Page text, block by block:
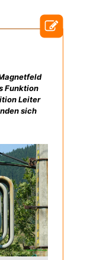
Funktion
Leiter
sich